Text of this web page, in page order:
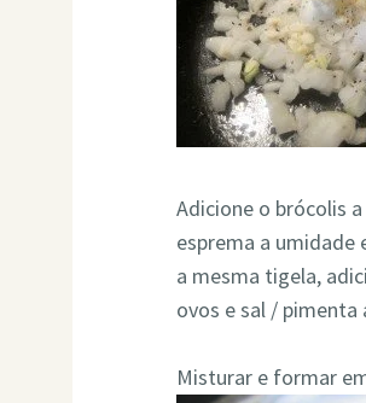
Adicione o brócolis
esprema a umidade
a mesma tigela,
ovos e sal / pimenta
Misturar e formar